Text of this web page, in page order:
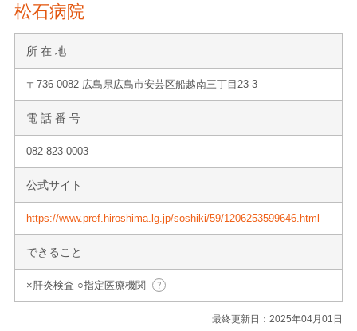
松石病院
所 在 地
〒736-0082 広島県広島市安芸区船越南三丁目23-3
電 話 番 号
082-823-0003
公式サイト
https://www.pref.hiroshima.lg.jp/soshiki/59/1206253599646.html
できること
×肝炎検査 ○指定医療機関
最終更新日：2025年04月01日